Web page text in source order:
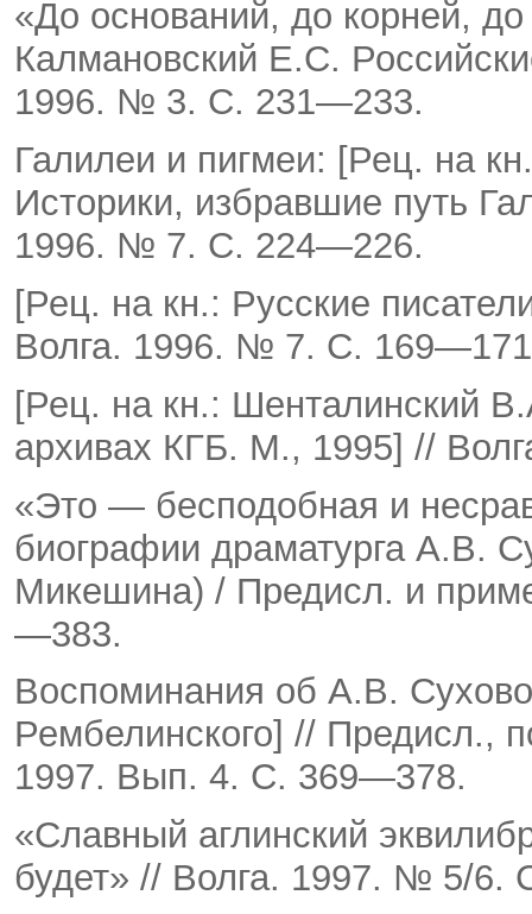
«До оснований, до корней,
Калмановский Е.С.
1996. № 3. С. 231—233.
Галилеи и пигмеи: [Рец. на
Историки, избравшие путь
1996. № 7. С. 224—226.
[Рец. на кн.: Русские
Волга. 1996. № 7. С.
[Рец. на кн.: Шенталинский
архивах КГБ. М., 1995] //
«Это — бесподобная и
биографии драматурга А.В.
Микешина) / Предисл. и
—383.
Воспоминания об А.В.
Рембелинского] // Предисл.,
1997. Вып. 4. С. 369—378.
«Славный аглинский
будет» // Волга. 1997. № 5/6.